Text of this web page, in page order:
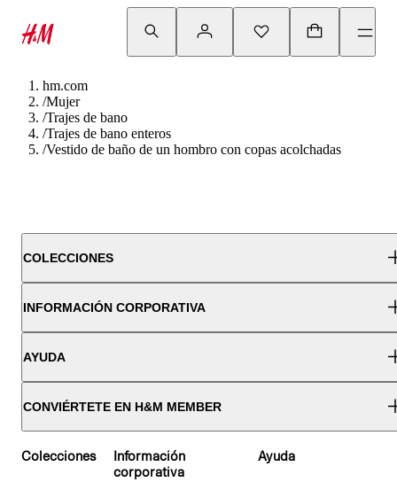
hm.com
/Mujer
/Trajes de bano
/Trajes de bano enteros
/Vestido de baño de un hombro con copas acolchadas
COLECCIONES
INFORMACIÓN CORPORATIVA
AYUDA
CONVIÉRTETE EN H&M MEMBER
Colecciones
Información
corporativa
Ayuda